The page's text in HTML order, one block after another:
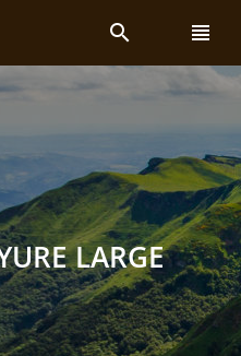
search view_headline
LARGE